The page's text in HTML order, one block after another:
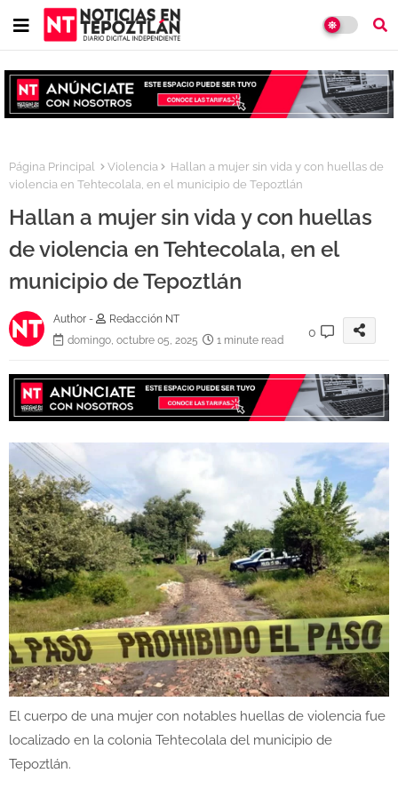
Página Principal Violencia
Hallan a mujer sin vida y con huellas de
violencia en Tehtecolala, en el municipio de Tepoztlán
Hallan a mujer sin vida y con huellas
de violencia en Tehtecolala, en el
municipio de Tepoztlán
Author -
Redacción NT
domingo, octubre 05, 2025
1 minute read
0
El cuerpo de una mujer con notables huellas de violencia fue
localizado en la colonia Tehtecolala del municipio de
Tepoztlán.